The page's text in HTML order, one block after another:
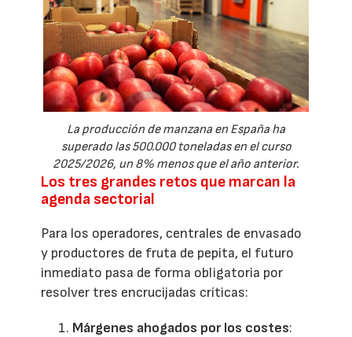
La producción de manzana en España ha
superado las 500.000 toneladas en el curso
2025/2026, un 8% menos que el año anterior.
Los tres grandes retos que marcan la
agenda sectorial
Para los operadores, centrales de envasado
y productores de fruta de pepita, el futuro
inmediato pasa de forma obligatoria por
resolver tres encrucijadas críticas:
Márgenes ahogados por los costes: